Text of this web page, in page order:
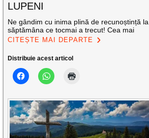
LUPENI
Ne gândim cu inima plină de recunoștință la
săptămâna ce tocmai a trecut! Cea mai
CITEȘTE MAI DEPARTE
Distribuie acest articol